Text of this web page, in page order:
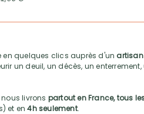
en quelques clics auprès d'un
un deuil, un décès, un enterrement,
livrons partout en France, tous
et en4h seulement.